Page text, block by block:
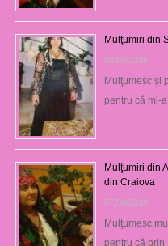
Mulţumiri din
08/08/2026
Mulţumesc şi
pentru că mi-a
Mulţumiri din
din Craiova
07/08/2026
Mulţumesc
pentru că prin